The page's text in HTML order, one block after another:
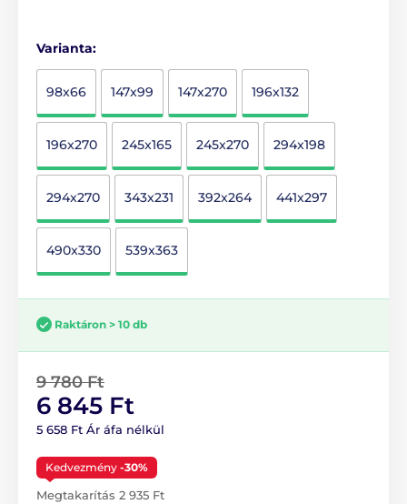
Varianta:
98x66 147x99 147x270 196x132
196x270 245x165 245x270 294x198
294x270 343x231 392x264 441x297
490x330 539x363
Raktáron > 10 db
9 780 Ft
6 845 Ft
5 658 Ft Ár áfa nélkül
Kedvezmény -30%
Megtakarítás 2 935 Ft